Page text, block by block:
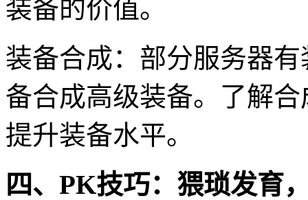
装备的价值。
装备合成：部分服务器
备合成高级装备。了解
提升装备水平。
四、PK技巧：猥琐发育